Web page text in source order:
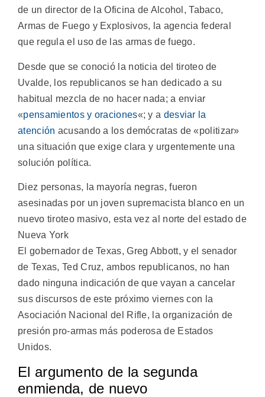
de un director de la Oficina de Alcohol, Tabaco,
Armas de Fuego y Explosivos, la agencia federal
que regula el uso de las armas de fuego.
Desde que se conoció la noticia del tiroteo de
Uvalde, los republicanos se han dedicado a su
habitual mezcla de no hacer nada; a enviar
«pensamientos y oraciones«; y a desviar la
atención acusando a los demócratas de «politizar»
una situación que exige clara y urgentemente una
solución política.
Diez personas, la mayoría negras, fueron
asesinadas por un joven supremacista blanco en un
nuevo tiroteo masivo, esta vez al norte del estado de
Nueva York
El gobernador de Texas, Greg Abbott, y el senador
de Texas, Ted Cruz, ambos republicanos, no han
dado ninguna indicación de que vayan a cancelar
sus discursos de este próximo viernes con la
Asociación Nacional del Rifle, la organización de
presión pro-armas más poderosa de Estados
Unidos.
El argumento de la segunda
enmienda, de nuevo